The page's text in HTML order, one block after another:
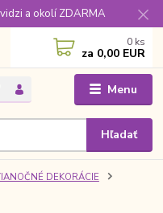
a okolí ZDARMA
Menu
Hľadať
0 ks
za 0,00 EUR
DEKORÁCIE